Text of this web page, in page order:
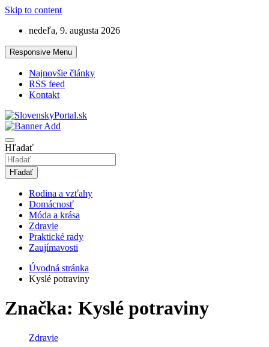
Skip to content
nedeľa, 9. augusta 2026
Responsive Menu
Najnovšie články
RSS feed
Kontakt
SlovenskyPortal.sk
Hľadať
Hľadať
Rodina a vzťahy
Domácnosť
Móda a krása
Zdravie
Praktické rady
Zaujímavosti
Úvodná stránka
Kyslé potraviny
Značka: Kyslé potraviny
Zdravie